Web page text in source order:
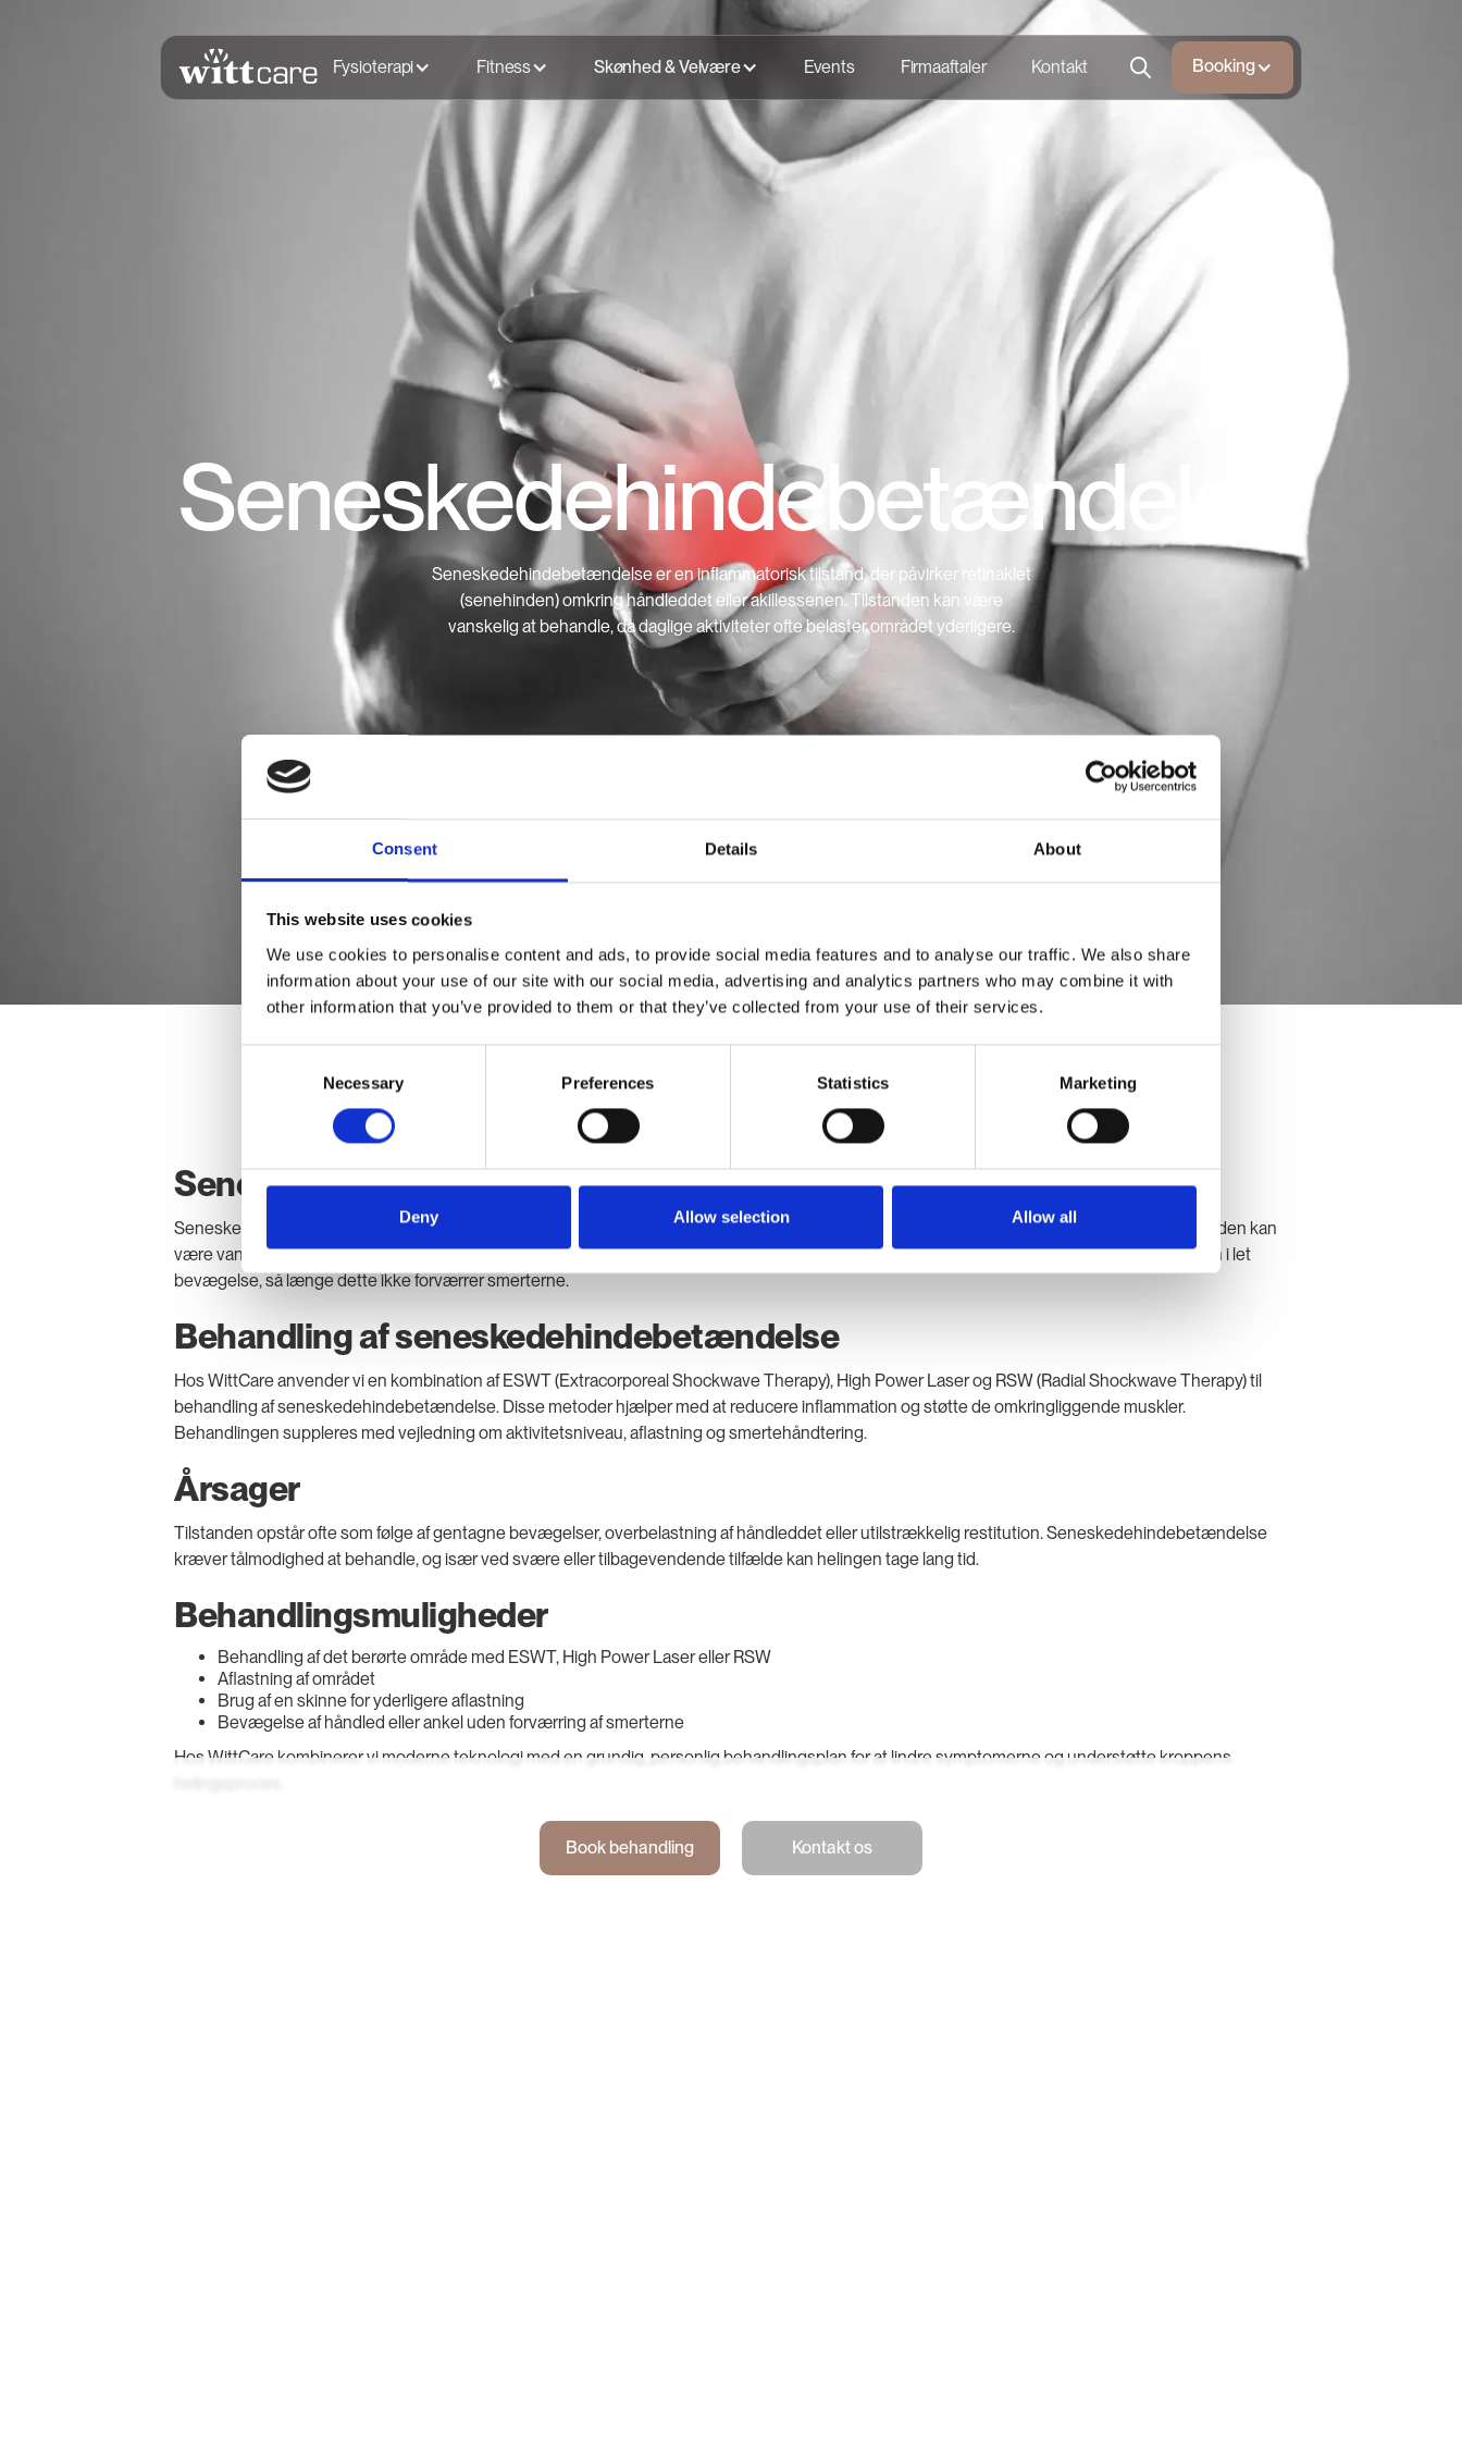
Consent Details About
This website uses cookies
We use cookies to personalise content and ads, to provide social media features and to analyse our traffic. We also share
information about your use of our site with our social media, advertising and analytics partners who may combine it with
other information that you’ve provided to them or that they’ve collected from your use of their services.
Necessary Preferences Statistics Marketing
Deny Allow selection Allow all
Fysioterapi Fitness Skønhed & Velvære Events Firmaaftaler Kontakt
Booking
Booking
Seneskedehindebetændelse
Seneskedehindebetændelse er en inflammatorisk tilstand, der påvirker retinaklet
(senehinden) omkring håndleddet eller akillessenen. Tilstanden kan være
vanskelig at behandle, da daglige aktiviteter ofte belaster området yderligere.
Book behandling
Book behandling
Kontakt os
Kontakt os
Seneskedehindebetændelse
Seneskedehindebetændelse er en inflammatorisk tilstand, der påvirker retinaklet (senehinden) omkring håndleddet eller akillessenen. Tilstanden kan
være vanskelig at behandle, da daglige aktiviteter ofte belaster området yderligere. Det er dog stadig en fordel at holde håndleddet eller anklen i let
bevægelse, så længe dette ikke forværrer smerterne.
Behandling af seneskedehindebetændelse
Hos WittCare anvender vi en kombination af ESWT (Extracorporeal Shockwave Therapy), High Power Laser og RSW (Radial Shockwave Therapy) til
behandling af seneskedehindebetændelse. Disse metoder hjælper med at reducere inflammation og støtte de omkringliggende muskler.
Behandlingen suppleres med vejledning om aktivitetsniveau, aflastning og smertehåndtering.
Årsager
Tilstanden opstår ofte som følge af gentagne bevægelser, overbelastning af håndleddet eller utilstrækkelig restitution. Seneskedehindebetændelse
kræver tålmodighed at behandle, og især ved svære eller tilbagevendende tilfælde kan helingen tage lang tid.
Behandlingsmuligheder
Behandling af det berørte område med ESWT, High Power Laser eller RSW
Aflastning af området
Brug af en skinne for yderligere aflastning
Bevægelse af håndled eller ankel uden forværring af smerterne
Hos WittCare kombinerer vi moderne teknologi med en grundig, personlig behandlingsplan for at lindre symptomerne og understøtte kroppens